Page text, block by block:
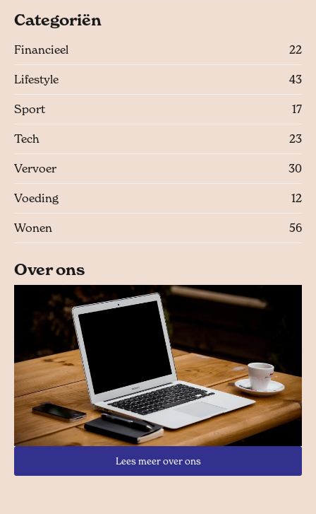
Categoriën
Financieel 22
Lifestyle 43
Sport 17
Tech 23
Vervoer 30
Voeding 12
Wonen 56
Over ons
Lees meer over ons